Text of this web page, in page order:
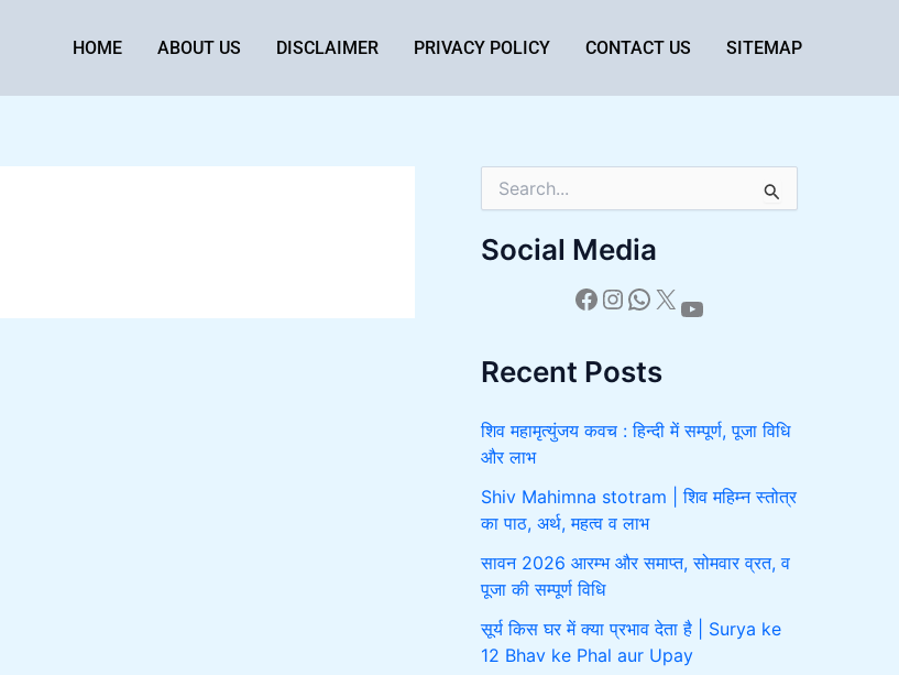
HOME ABOUT US DISCLAIMER PRIVACY POLICY CONTACT US SITEMAP
e
r
r
:
Social Media
Recent Posts
शिव महामृत्युंजय कवच : हिन्दी में सम्पूर्ण, पूजा विधि
और लाभ
Shiv Mahimna stotram | शिव महिम्न स्तोत्र
का पाठ, अर्थ, महत्व व लाभ
सावन 2026 आरम्भ और समाप्त, सोमवार व्रत, व
पूजा की सम्पूर्ण विधि
सूर्य किस घर में क्या प्रभाव देता है | Surya ke
12 Bhav ke Phal aur Upay